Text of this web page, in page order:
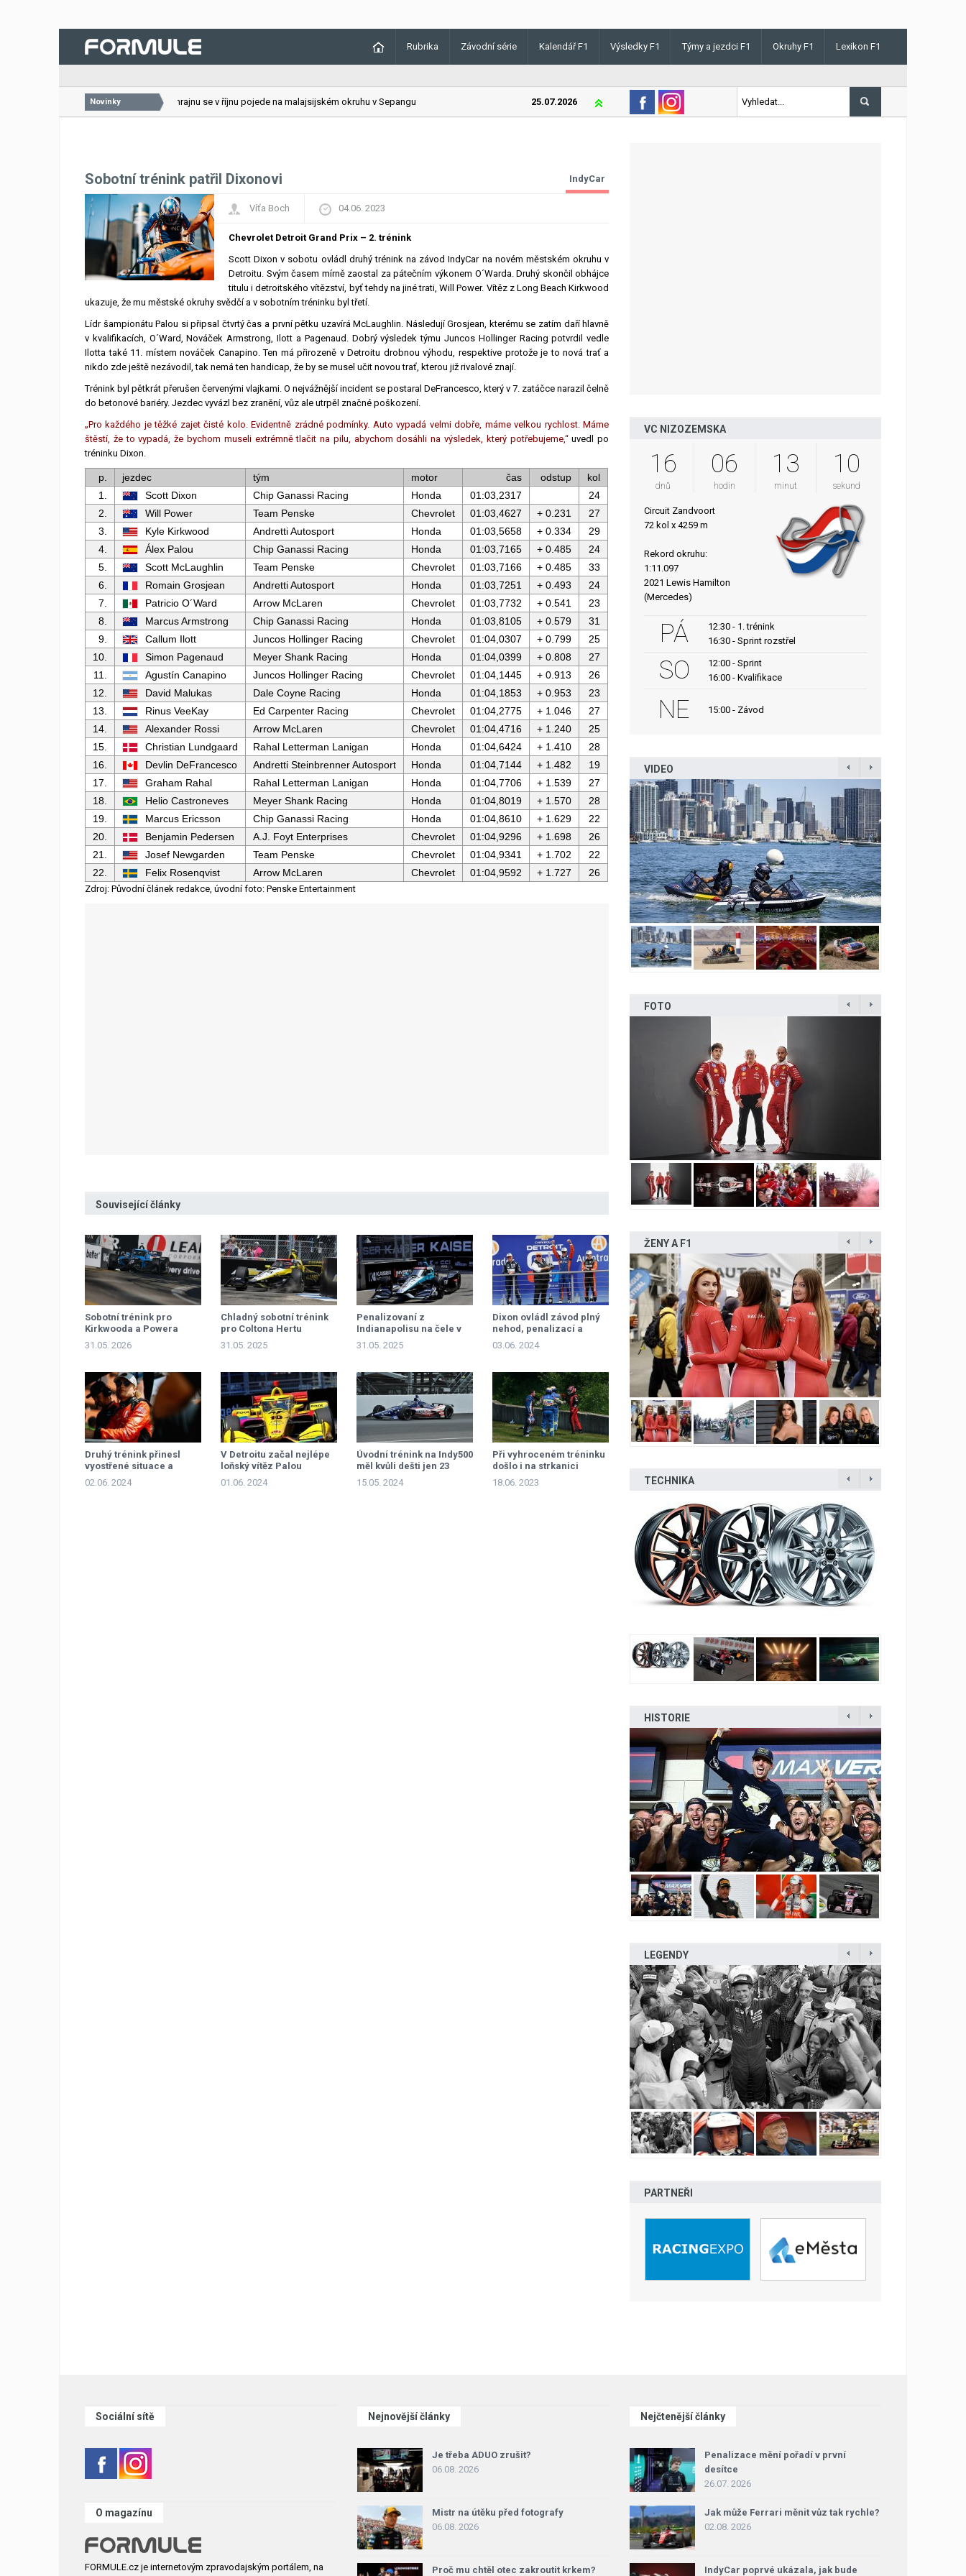
Rubrika Závodní série Kalendář F1 Výsledky F1 Týmy a jezdci F1 Okruhy F1 Lexikon F1
Novinky
26.07.2026 VC Bahrajnu se v říjnu pojede na malajsijském okruhu v Sepangu 25.07.2026 Lando Norris v Maďarsku letos poprvé vyhrál kvalifikaci
Sobotní trénink patřil Dixonovi IndyCar
Víťa Boch 04.06. 2023
Chevrolet Detroit Grand Prix – 2. trénink
Scott Dixon v sobotu ovládl druhý trénink na závod IndyCar na novém městském okruhu v
Detroitu. Svým časem mírně zaostal za pátečním výkonem O´Warda. Druhý skončil obhájce
titulu i detroitského vítězství, byť tehdy na jiné trati, Will Power. Vítěz z Long Beach Kirkwood
ukazuje, že mu městské okruhy svědčí a v sobotním tréninku byl třetí.
Lídr šampionátu Palou si připsal čtvrtý čas a první pětku uzavírá McLaughlin. Následují Grosjean, kterému se zatím daří hlavně
v kvalifikacích, O´Ward, Nováček Armstrong, Ilott a Pagenaud. Dobrý výsledek týmu Juncos Hollinger Racing potvrdil vedle
Ilotta také 11. místem nováček Canapino. Ten má přirozeně v Detroitu drobnou výhodu, respektive protože je to nová trať a
nikdo zde ještě nezávodil, tak nemá ten handicap, že by se musel učit novou trať, kterou již rivalové znají.
Trénink byl pětkrát přerušen červenými vlajkami. O nejvážnější incident se postaral DeFrancesco, který v 7. zatáčce narazil čelně
do betonové bariéry. Jezdec vyvázl bez zranění, vůz ale utrpěl značné poškození.
„Pro každého je těžké zajet čisté kolo. Evidentně zrádné podmínky. Auto vypadá velmi dobře, máme velkou rychlost. Máme
štěstí, že to vypadá, že bychom museli extrémně tlačit na pilu, abychom dosáhli na výsledek, který potřebujeme,“uvedl po
tréninku Dixon.
p. jezdec tým motor čas odstup
kol
1.
Scott Dixon Chip Ganassi Racing Honda 01:03,2317
24
2.
Will Power Team Penske Chevrolet 01:03,4627 + 0.231
27
3.
Kyle Kirkwood Andretti Autosport Honda 01:03,5658 + 0.334
29
4.
Álex Palou Chip Ganassi Racing Honda 01:03,7165 + 0.485
24
5.
Scott McLaughlin Team Penske Chevrolet 01:03,7166 + 0.485
33
6.
Romain Grosjean Andretti Autosport Honda 01:03,7251 + 0.493
24
7.
Patricio O´Ward Arrow McLaren Chevrolet 01:03,7732 + 0.541
23
8.
Marcus Armstrong Chip Ganassi Racing Honda 01:03,8105 + 0.579
31
9.
Callum Ilott Juncos Hollinger Racing Chevrolet 01:04,0307 + 0.799
25
10.
Simon Pagenaud Meyer Shank Racing Honda 01:04,0399 + 0.808
27
11.
Agustín Canapino Juncos Hollinger Racing Chevrolet 01:04,1445 + 0.913
26
12.
David Malukas Dale Coyne Racing Honda 01:04,1853 + 0.953
23
13.
Rinus VeeKay Ed Carpenter Racing Chevrolet 01:04,2775 + 1.046
27
14.
Alexander Rossi Arrow McLaren Chevrolet 01:04,4716 + 1.240
25
15.
Christian Lundgaard Rahal Letterman Lanigan Honda 01:04,6424 + 1.410
28
16.
Devlin DeFrancesco Andretti Steinbrenner Autosport Honda 01:04,7144 + 1.482
19
17.
Graham Rahal Rahal Letterman Lanigan Honda 01:04,7706 + 1.539
27
18.
Helio Castroneves Meyer Shank Racing Honda 01:04,8019 + 1.570
28
19.
Marcus Ericsson Chip Ganassi Racing Honda 01:04,8610 + 1.629
22
20.
Benjamin Pedersen A.J. Foyt Enterprises Chevrolet 01:04,9296 + 1.698
26
21.
Josef Newgarden Team Penske Chevrolet 01:04,9341 + 1.702
22
22.
Felix Rosenqvist Arrow McLaren Chevrolet 01:04,9592 + 1.727 26
Zdroj: Původní článek redakce, úvodní foto: Penske Entertainment
Související články
Sobotní trénink pro
Kirkwooda a Powera
31.05. 2026
Chladný sobotní trénink
pro Coltona Hertu
31.05. 2025
Penalizovaní z
Indianapolisu na čele v
pátečním tréninku
31.05. 2025
Dixon ovládl závod plný
nehod, penalizací a
šetření paliva
03.06. 2024
Druhý trénink přinesl
vyostřené situace a
nadávky
02.06. 2024
V Detroitu začal nejlépe
loňský vítěz Palou
01.06. 2024
Úvodní trénink na Indy500
měl kvůli dešti jen 23
minut
15.05. 2024
Při vyhroceném tréninku
došlo i na strkanici
šampionů
18.06. 2023
VC NIZOZEMSKA
16
dnů
06
hodin
13
minut
08
sekund
Circuit Zandvoort
72 kol x 4259 m
Rekord okruhu:
1:11.097
2021 Lewis Hamilton
(Mercedes)
PÁ
12:30 - 1. trénink
16:30 - Sprint rozstřel
SO
12:00 - Sprint
16:00 - Kvalifikace
NE 15:00 - Závod
VIDEO
FOTO
ŽENY A F1
TECHNIKA
HISTORIE
LEGENDY
PARTNEŘI
Sociální sítě
O magazínu
FORMULE.cz je internetovým zpravodajským portálem, na
Nejnovější články
Je třeba ADUO zrušit?
06.08. 2026
Mistr na útěku před fotografy
06.08. 2026
Proč mu chtěl otec zakroutit krkem?
Nejčtenější články
Penalizace mění pořadí v první
desítce
26.07. 2026
Jak může Ferrari měnit vůz tak rychle?
02.08. 2026
IndyCar poprvé ukázala, jak bude